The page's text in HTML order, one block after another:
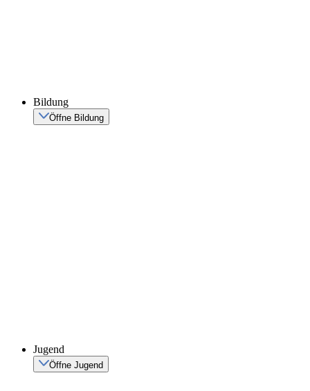
Bildung
Öffne Bildung
Jugend
Öffne Jugend